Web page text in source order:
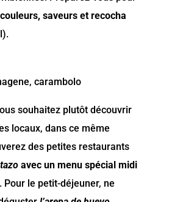
saveurs et recocha
souhaitez plutôt découvrir
locaux, dans ce même
des petites restaurants
avec un menu spécial midi
Pour le petit-déjeuner, ne